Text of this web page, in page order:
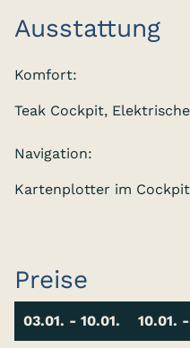
Ausstattung
Komfort:
Teak Cockpit,
Navigation:
Kartenplotter im Cockpit
Preise
03.01. - 10.01. 10.01.